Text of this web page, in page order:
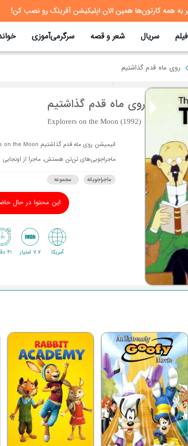
فیلم سریال شعر و قصه سرگرمی‌آموزی
روی ماه قدم گذاشتیم
روی ماه قدم گذاشتیم
Explorers on the Moon (1992)
ماجراجویی‌های تن‌تن هستش. ماجرا از
ماجراجویانه مجموعه
این محتوا در حال
آمریکا 7.7 امتیاز 41 دقیقه